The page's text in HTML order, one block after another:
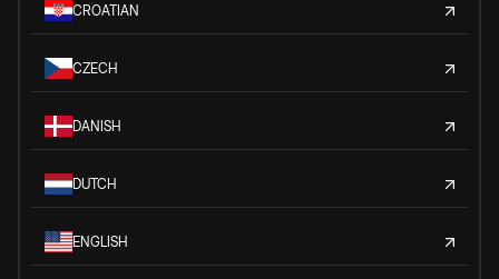
CROATIAN
CZECH
DANISH
DUTCH
ENGLISH